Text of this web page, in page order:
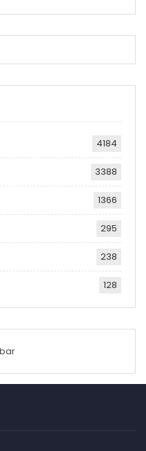
4184
3388
1366
295
238
128